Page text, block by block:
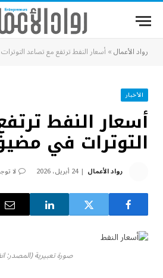
رواد الأعمال» أسعار النفط ترتفع مع تصاعد
الأخبار
أسعار النفط
التوترات في
رواد الأعمال 24 أبريل، 2026 لا
صورة تعبيرية (المصدر: